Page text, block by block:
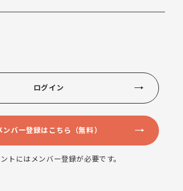
ログイン
ンバー登録はこちら（無料）
トにはメンバー登録が必要です。